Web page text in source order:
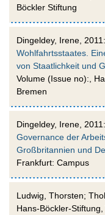
Böckler Stiftung
Dingeldey, Irene, 2011:
Wohlfahrtsstaates.
von Staatlichkeit und
Volume (Issue no):,
Bremen
Dingeldey, Irene, 2011:
Governance der
Großbritannien und
Frankfurt: Campus
Ludwig, Thorsten;
Hans-Böckler-